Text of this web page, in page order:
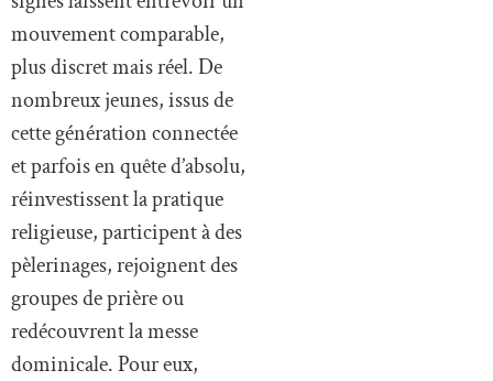
mouvement comparable,
plus discret mais réel. De
nombreux jeunes, issus de
cette génération connectée
et parfois en quête d’absolu,
réinvestissent la pratique
religieuse, participent à des
pèlerinages, rejoignent des
groupes de prière ou
redécouvrent la messe
dominicale. Pour eux,